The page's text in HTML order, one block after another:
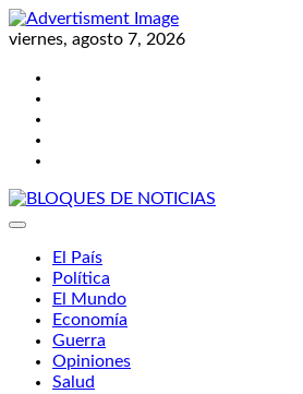
Skip
to
viernes, agosto 7, 2026
El País
Política
El Mundo
Economía
Guerra
Opiniones
Salud